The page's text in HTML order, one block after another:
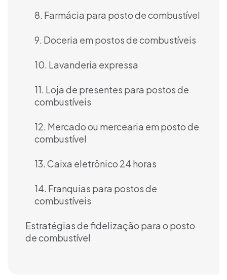
8. Farmácia para posto de combustível
9. Doceria em postos de combustíveis
10. Lavanderia expressa
11. Loja de presentes para postos de
combustíveis
12. Mercado ou mercearia em posto de
combustível
13. Caixa eletrônico 24 horas
14. Franquias para postos de
combustíveis
Estratégias de fidelização para o posto
de combustível